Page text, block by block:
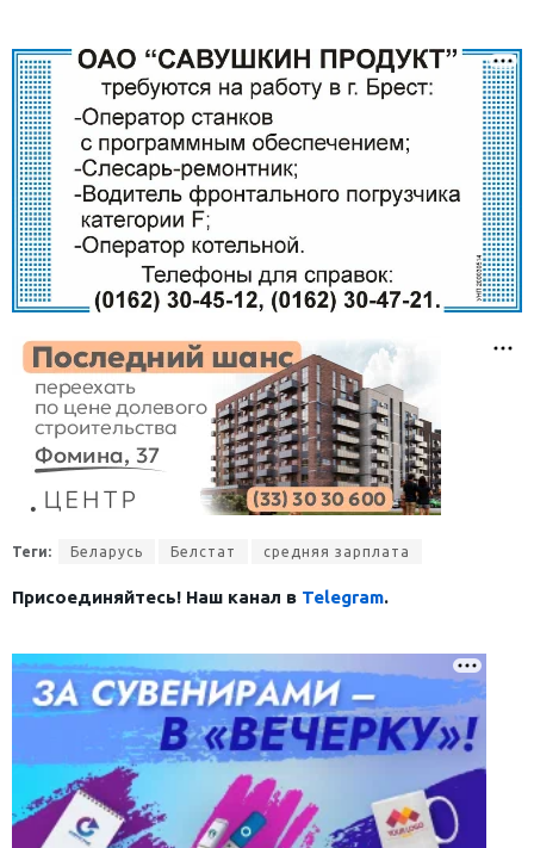
Теги: Беларусь Белстат средняя зарплата
Присоединяйтесь! Наш канал в Telegram.